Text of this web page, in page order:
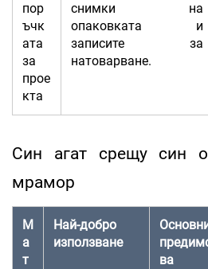
пор
ъчк
ата
за
прое
кта
снимки на
опаковката и
записите за
натоварване.
Син агат срещу син
мрамор
М
а
т
Най-добро
използване
ва